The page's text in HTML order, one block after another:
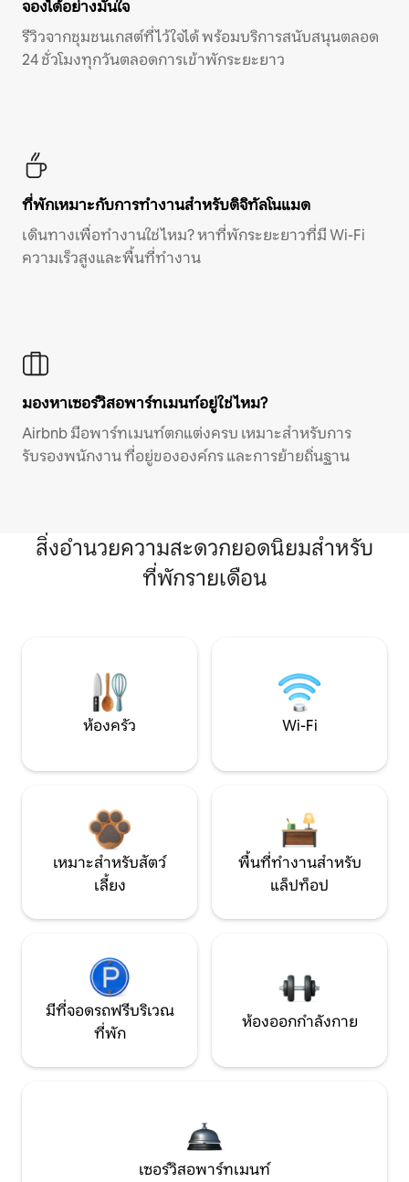
จองได้อย่างมั่นใจ
รีวิวจากชุมชนเกสต์ที่ไว้ใจได้ พร้อมบริการสนับสนุนตลอด
24 ชั่วโมงทุกวันตลอดการเข้าพักระยะยาว
ที่พักเหมาะกับการทำงานสำหรับดิจิทัลโนแมด
เดินทางเพื่อทำงานใช่ไหม? หาที่พักระยะยาวที่มี Wi-Fi
ความเร็วสูงและพื้นที่ทำงาน
มองหาเซอร์วิสอพาร์ทเมนท์อยู่ใช่ไหม?
Airbnb มีอพาร์ทเมนท์ตกแต่งครบ เหมาะสำหรับการ
รับรองพนักงาน ที่อยู่ขององค์กร และการย้ายถิ่นฐาน
สิ่งอำนวยความสะดวกยอดนิยมสำหรับ
ที่พักรายเดือน
ห้องครัว Wi-Fi
เหมาะสำหรับสัตว์
เลี้ยง
พื้นที่ทำงานสำหรับ
แล็ปท็อป
มีที่จอดรถฟรีบริเวณ
ที่พัก
ห้องออกกำลังกาย
เซอร์วิสอพาร์ทเมนท์